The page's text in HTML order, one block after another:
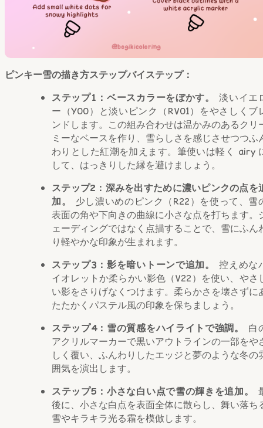
ピンキー雪の描き方ステップバイステップ：
ステップ1：ベースカラーをぼかす。淡いイエ
ー（Y00）と淡いピンク（RV01）をやさしくブ
ンドします。この組み合わせは温かみのあるクリ
ミーなベースを作り、雪らしさを感じさせつつふ
わりとした紅潮を加えます。筆使いは軽く airy
して、はっきりした縁を避けましょう。
ステップ2：深みを出すために濃いピンクの点を
加。 少し濃いめのピンク（R22）を使って、雪
表面の角や下向きの曲線に小さな点を打ちます。
ェーディングではなく点描することで、雪にふん
り軽やかな印象が生まれます。
ステップ3：影を暗いトーンで追加。控えめな
イオレットか柔らかい影色（V22）を使い、やさ
い影をさりげなくつけます。柔らかさを壊さずに
たたかくパステル風の印象を保ちましょう。
ステップ4：雪の質感をハイライトで強調。 白
アクリルマーカーで黒いアウトラインの一部をや
しく覆い、ふんわりしたエッジと夢のような冬の
囲気を演出します。
ステップ5：小さな白い点で雪の輝きを追加。
後に、小さな白点を表面全体に散らし、舞い落ち
雪やキラキラ光る霜を模倣します。